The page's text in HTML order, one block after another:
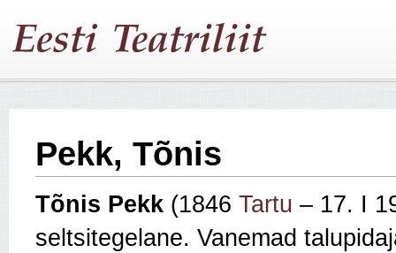
Pekk, Tõnis
Tõnis Pekk (1846 Tartu – 17. I
seltsitegelane. Vanemad